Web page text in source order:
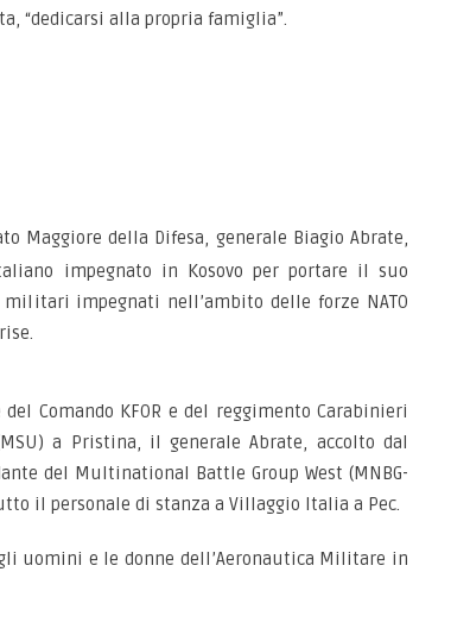
“dedicarsi alla propria famiglia”.
Maggiore della Difesa, generale Biagio Abrate,
impegnato in Kosovo per portare il suo
impegnati nell’ambito delle forze NATO
Comando KFOR e del reggimento Carabinieri
a Pristina, il generale Abrate, accolto dal
del Multinational Battle Group West (MNBG-
il personale di stanza a Villaggio Italia a Pec.
uomini e le donne dell’Aeronautica Militare in